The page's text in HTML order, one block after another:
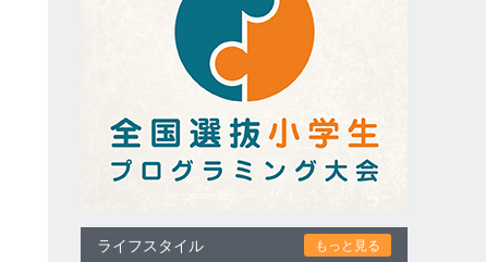
ライフスタイル もっと見る